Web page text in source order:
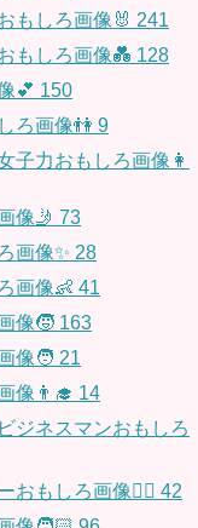
もしろ画像🐰 241
もしろ画像💑 128
💕 150
ろ画像👫 9
子力おもしろ画像👩
像🤳 73
画像✨ 28
画像👶 41
像🧒 163
像🧑 21
像👨‍🎓 14
ジネスマンおもしろ
おもしろ画像👱‍♀️ 42